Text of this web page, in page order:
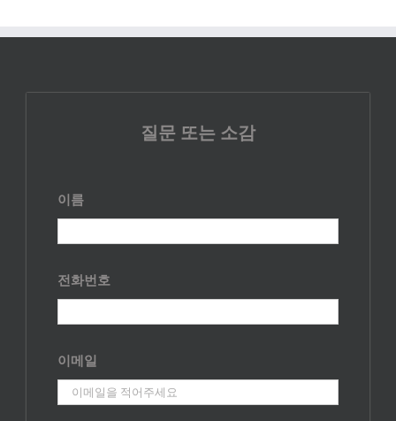
질문 또는 소감
이름
전화번호
이메일